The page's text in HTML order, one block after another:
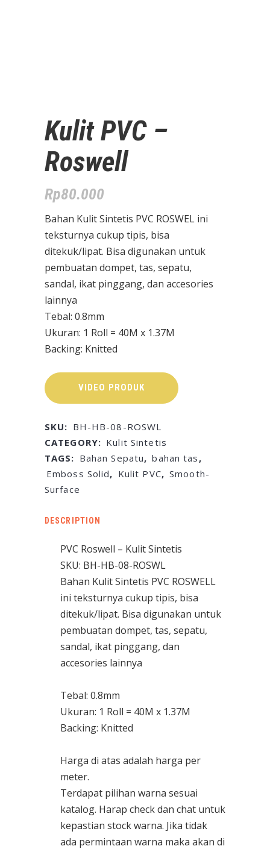
Kulit PVC –
Roswell
Rp80.000
Bahan Kulit Sintetis PVC ROSWEL ini
teksturnya cukup tipis, bisa
ditekuk/lipat. Bisa digunakan untuk
pembuatan dompet, tas, sepatu,
sandal, ikat pinggang, dan accesories
lainnya
Tebal: 0.8mm
Ukuran: 1 Roll = 40M x 1.37M
Backing: Knitted
VIDEO PRODUK
SKU: BH-HB-08-ROSWL
CATEGORY: Kulit Sintetis
TAGS: Bahan Sepatu, bahan tas ,
Emboss Solid, Kulit PVC, Smooth-
Surface
DESCRIPTION
PVC Roswell – Kulit Sintetis
SKU: BH-HB-08-ROSWL
Bahan Kulit Sintetis PVC ROSWELL
ini teksturnya cukup tipis, bisa
ditekuk/lipat. Bisa digunakan untuk
pembuatan dompet, tas, sepatu,
sandal, ikat pinggang, dan
accesories lainnya
Tebal: 0.8mm
Ukuran: 1 Roll = 40M x 1.37M
Backing: Knitted
Harga di atas adalah harga per
meter.
Terdapat pilihan warna sesuai
katalog. Harap check dan chat untuk
kepastian stock warna. Jika tidak
ada permintaan warna maka akan di